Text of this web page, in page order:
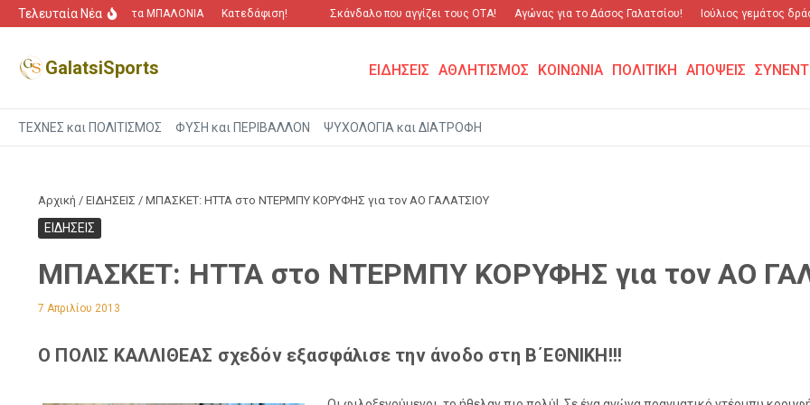
Μετάβαση στο περιεχόμενο
Τελευταία Νέα
“Πόλεμος” για τα ΜΠΑΛΟΝΙΑ Κατεδάφιση! Σκάνδαλο που αγγίζει τους ΟΤΑ! Αγώνας για το Δάσος Γαλατσίου! Ιούλιος γεμάτος
GalatsiSports ΕΙΔΗΣΕΙΣ ΑΘΛΗΤΙΣΜΟΣ ΚΟΙΝΩΝΙΑ ΠΟΛΙΤΙΚΗ ΑΠΟΨΕΙΣ
ΤΕΧΝΕΣ και ΠΟΛΙΤΙΣΜΟΣ ΦΥΣΗ και ΠΕΡΙΒΑΛΛΟΝ ΨΥΧΟΛΟΓΙΑ και ΔΙΑΤΡΟΦΗ
Αρχική / ΕΙΔΗΣΕΙΣ / ΜΠΑΣΚΕΤ: ΗΤΤΑ στο ΝΤΕΡΜΠΥ ΚΟΡΥΦΗΣ για τον ΑΟ ΓΑΛΑΤΣΙΟΥ
ΕΙΔΗΣΕΙΣ
ΜΠΑΣΚΕΤ: ΗΤΤΑ στο ΝΤΕΡΜΠΥ ΚΟΡΥΦΗΣ για τον ΑΟ
7 Απριλίου 2013
Ο ΠΟΛΙΣ ΚΑΛΛΙΘΕΑΣ σχεδόν εξασφάλισε την άνοδο στη Β΄ΕΘΝΙΚΗ!!!